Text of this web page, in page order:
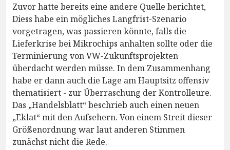
Zuvor hatte bereits eine andere Quelle berichtet,
Diess habe ein mögliches Langfrist-Szenario
vorgetragen, was passieren könnte, falls die
Lieferkrise bei Mikrochips anhalten sollte oder die
Terminierung von VW-Zukunftsprojekten
überdacht werden müsse. In dem Zusammenhang
habe er dann auch die Lage am Hauptsitz offensiv
thematisiert - zur Überraschung der Kontrolleure.
Das „Handelsblatt“ beschrieb auch einen neuen
„Eklat“ mit den Aufsehern. Von einem Streit dieser
Größenordnung war laut anderen Stimmen
zunächst nicht die Rede.